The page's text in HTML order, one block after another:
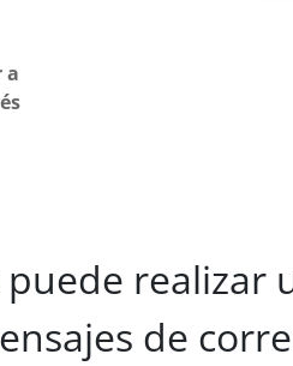
a
puede realizar
de